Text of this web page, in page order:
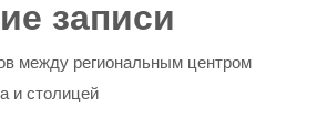
записи
между региональным центром
и столицей